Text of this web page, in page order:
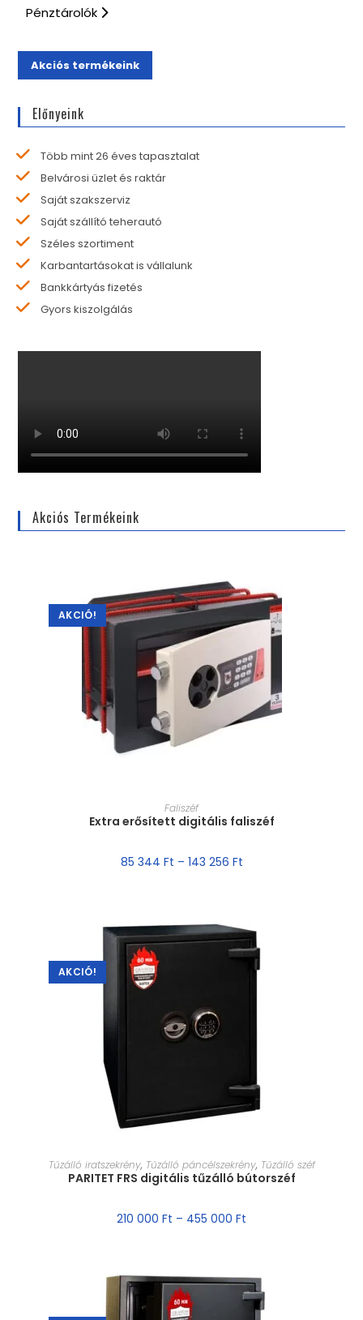
Pénztárolók
Akciós termékeink
Előnyeink
Több mint 26 éves tapasztalat
Belvárosi üzlet és raktár
Saját szakszerviz
Saját szállító teherautó
Széles szortiment
Karbantartásokat is vállalunk
Bankkártyás fizetés
Gyors kiszolgálás
Akciós Termékeink
AKCIÓ!
MÉRET VÁLASZTÁSA
Faliszéf
Extra erősített digitális faliszéf
85 344 Ft – 143 256 Ft
AKCIÓ!
MÉRET VÁLASZTÁSA
Tűzálló iratszekrény, Tűzálló páncélszekrény, Tűzálló széf
PARITET FRS digitális tűzálló bútorszéf
210 000 Ft – 455 000 Ft